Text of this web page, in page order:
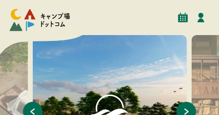
キャンプ場
ドットコム
予約 施設情報